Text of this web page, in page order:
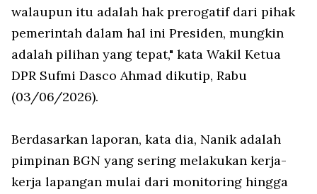
walaupun itu adalah hak prerogatif dari pihak
pemerintah dalam hal ini Presiden, mungkin
adalah pilihan yang tepat," kata Wakil Ketua
DPR Sufmi Dasco Ahmad dikutip, Rabu
(03/06/2026).
Berdasarkan laporan, kata dia, Nanik adalah
pimpinan BGN yang sering melakukan kerja-
kerja lapangan mulai dari monitoring hingga